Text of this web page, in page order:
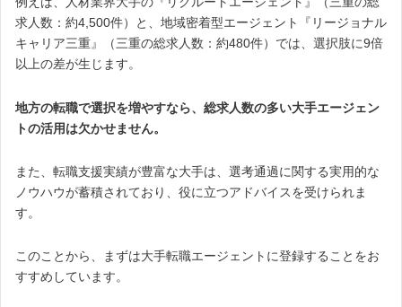
求人数：約4,500件）と、地域密着型エージェント『リージョナル
キャリア三重』（三重の総求人数：約480件）では、選択肢に9倍
以上の差が生じます。
地方の転職で選択を増やすなら、総求人数の多い大手エージェン
トの活用は欠かせません。
また、転職支援実績が豊富な大手は、選考通過に関する実用的な
ノウハウが蓄積されており、役に立つアドバイスを受けられま
す。
このことから、まずは大手転職エージェントに登録することをお
すすめしています。